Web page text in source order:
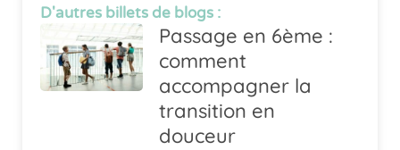
D'autres billets de blogs :
Passage en 6ème :
comment
accompagner la
transition en
douceur